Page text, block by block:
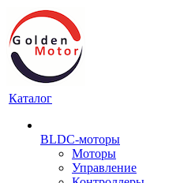
Каталог
BLDC-моторы
Моторы
Управление